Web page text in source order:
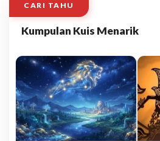
CARI TAHU
Kumpulan Kuis Menarik